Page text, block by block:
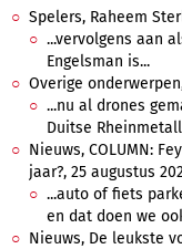
Spelers, Raheem
...vervolgens aan
Engelsman is...
Overige
...nu al drones
Duitse
Nieuws, COLUMN:
jaar?, 25 augustus
...auto of fiets
en dat doen we
Nieuws, De leukste